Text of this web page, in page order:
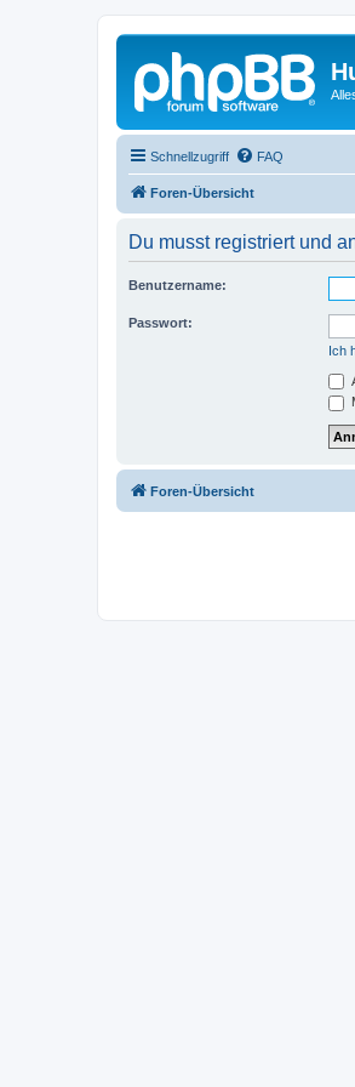
Schnellzugriff FAQ
Foren-Übersicht
Du musst registriert und
Benutzername:
Passwort:
Ich
Foren-Übersicht